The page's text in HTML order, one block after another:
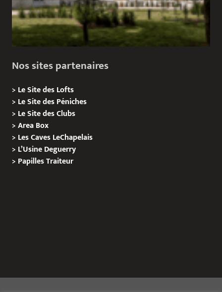
Nos sites partenaires
> Le Site des Lofts
> Le Site des Péniches
> Le Site des Clubs
>Area Box
> Les Caves LeChapelais
> L’Usine Deguerry
> PapillesTraiteur